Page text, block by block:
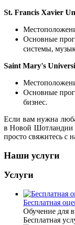
St. Francis Xavier
Основные
системы,
Saint Mary's
Основные
бизнес.
Если вам нужна
в Новой Шотландии
просто свяжитесь с
Наши услуги
Услуги
Бесплатная
Обучение для
Бесплатная